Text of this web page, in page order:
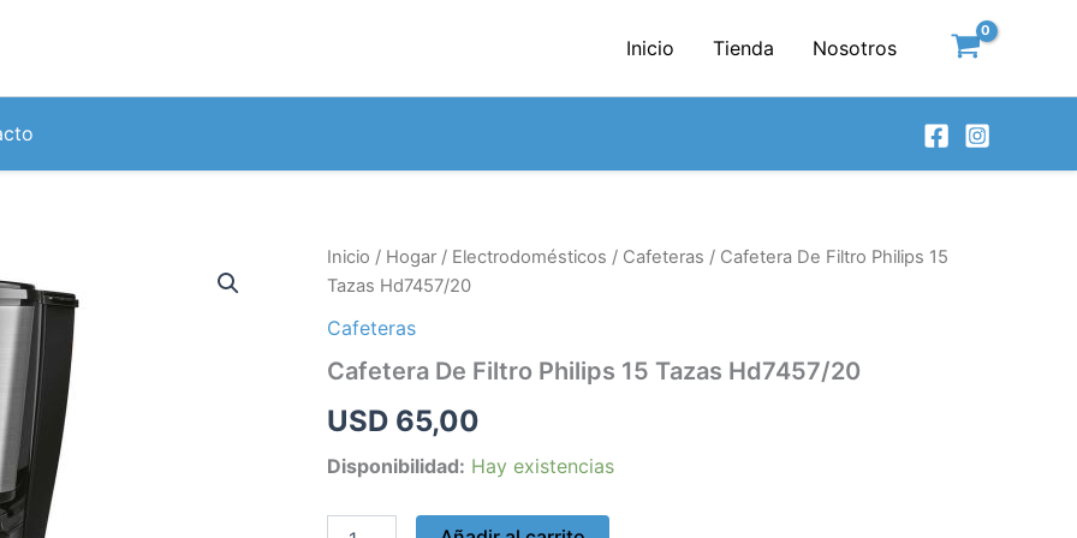
Inicio Tienda Nosotros
Inicio / Hogar / Electrodomésticos / Cafeteras / Cafetera De Filtro Philips 15
Tazas Hd7457/20
Cafeteras
Cafetera De Filtro Philips 15 Tazas Hd7457/20
USD 65,00
Disponibilidad: Hay existencias
Cafetera
De
Philips
Tazas
cantidad